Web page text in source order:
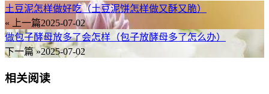
土豆泥怎样做好吃（土豆泥饼怎样做又酥又脆）
« 上一篇2025-07-02
做包子酵母放多了会怎样（包子放酵母多了怎么办）
下一篇 »2025-07-02
相关阅读